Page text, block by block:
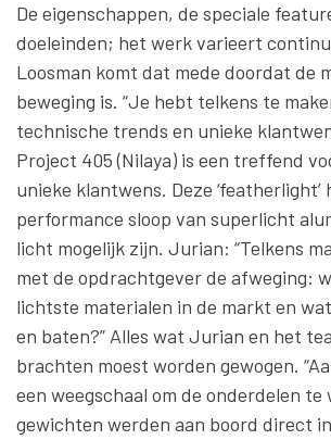
De eigenschappen, de speciale
doeleinden; het werk varieert
Loosman komt dat mede doordat de
beweging is. “Je hebt telkens te
technische trends en unieke
Project 405 (Nilaya) is een treffend
unieke klantwens. Deze ‘featherlight’
performance sloop van superlicht
licht mogelijk zijn. Jurian: “Telkens
met de opdrachtgever de afweging:
lichtste materialen in de markt en
en baten?” Alles wat Jurian en het
brachten moest worden gewogen.
een weegschaal om de onderdelen te
gewichten werden aan boord direct